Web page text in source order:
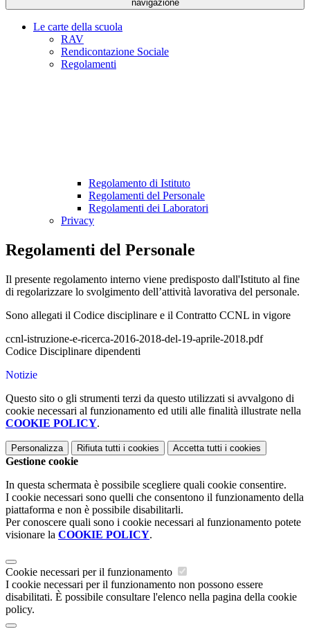
navigazione
Le carte della scuola
RAV
Rendicontazione Sociale
Regolamenti
Regolamento di Istituto
Regolamenti del Personale
Regolamenti dei Laboratori
Privacy
Regolamenti del Personale
Il presente regolamento interno viene predisposto dall'Istituto al fine
di regolarizzare lo svolgimento dell’attività lavorativa del personale.
Sono allegati il Codice disciplinare e il Contratto CCNL in vigore
ccnl-istruzione-e-ricerca-2016-2018-del-19-aprile-2018.pdf
Codice Disciplinare dipendenti
Notizie
Questo sito o gli strumenti terzi da questo utilizzati si avvalgono di
cookie necessari al funzionamento ed utili alle finalità illustrate nella
COOKIE POLICY.
Personalizza Rifiuta tutti i cookies Accetta tutti i cookies
Gestione cookie
In questa schermata è possibile scegliere quali cookie consentire.
I cookie necessari sono quelli che consentono il funzionamento della
piattaforma e non è possibile disabilitarli.
Per conoscere quali sono i cookie necessari al funzionamento potete
visionare la COOKIE POLICY.
Cookie necessari per il funzionamento
I cookie necessari per il funzionamento non possono essere
disabilitati. È possibile consultare l'elenco nella pagina della cookie
policy.